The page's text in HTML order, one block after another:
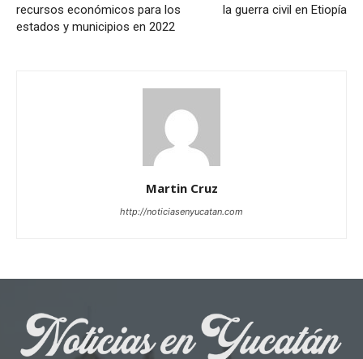
recursos económicos para los
estados y municipios en 2022
la guerra civil en Etiopía
Martin Cruz
http://noticiasenyucatan.com